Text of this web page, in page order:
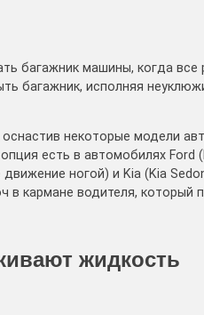
багажник машины, когда все
багажник, исполняя
некоторые модели
есть в автомобилях Ford
ногой) и Kia (Kia
в кармане водителя, который
жидкость